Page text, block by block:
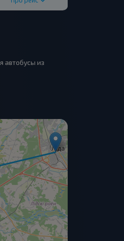
автобусы из